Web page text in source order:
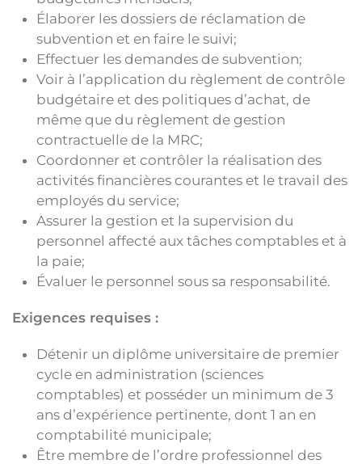
Élaborer les dossiers de réclamation de
subvention et en faire le suivi;
Effectuer les demandes de subvention;
Voir à l’application du règlement de contrôle
budgétaire et des politiques d’achat, de
même que du règlement de gestion
contractuelle de la MRC;
Coordonner et contrôler la réalisation des
activités financières courantes et le travail des
employés du service;
Assurer la gestion et la supervision du
personnel affecté aux tâches comptables et à
la paie;
Évaluer le personnel sous sa responsabilité.
Exigences requises :
Détenir un diplôme universitaire de premier
cycle en administration (sciences
comptables) et posséder un minimum de 3
ans d’expérience pertinente, dont 1 an en
comptabilité municipale;
Être membre de l’ordre professionnel des